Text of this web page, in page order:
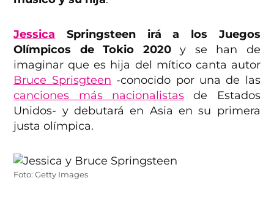
Jessica Springsteen irá a los Juegos
Olímpicos de Tokio 2020y se han de
imaginar que es hija del mítico canta autor
Bruce Sprisgteen -conocido por una de las
canciones más nacionalistas de Estados
Unidos- y debutará en Asia en su primera
justa olímpica.
Foto: Getty Images